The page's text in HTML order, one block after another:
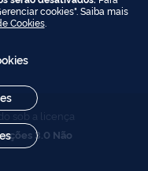
sob a licença
3.0 Não
cookies". Saiba mais
Cookies.